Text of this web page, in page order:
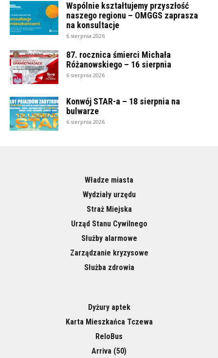
Wspólnie kształtujemy przyszłość
naszego regionu – OMGGS zaprasza
na konsultacje
6 sierpnia 2026
87. rocznica śmierci Michała
Różanowskiego – 16 sierpnia
6 sierpnia 2026
Konwój STAR-a – 18 sierpnia na
bulwarze
6 sierpnia 2026
Władze miasta
Wydziały urzędu
Straż Miejska
Urząd Stanu Cywilnego
Służby alarmowe
Zarządzanie kryzysowe
Służba zdrowia
Dyżury aptek
Karta Mieszkańca Tczewa
ReloBus
Arriva (50)